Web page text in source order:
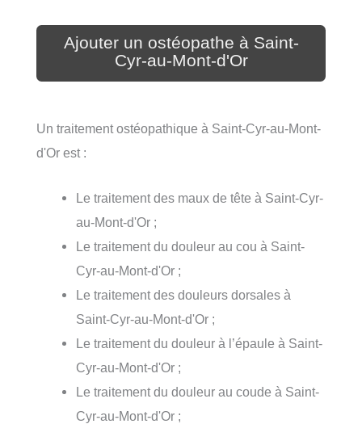
Ajouter un ostéopathe à Saint-
Cyr-au-Mont-d'Or
Un traitement ostéopathique à Saint-Cyr-au-Mont-
d'Or est :
Le traitement des maux de tête à Saint-Cyr-
au-Mont-d'Or ;
Le traitement du douleur au cou à Saint-
Cyr-au-Mont-d'Or ;
Le traitement des douleurs dorsales à
Saint-Cyr-au-Mont-d'Or ;
Le traitement du douleur à l’épaule à Saint-
Cyr-au-Mont-d'Or ;
Le traitement du douleur au coude à Saint-
Cyr-au-Mont-d'Or ;